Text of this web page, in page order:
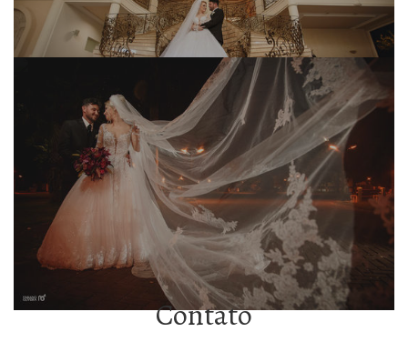
Thas The Dress Thermas de Jurema PR Valéria e Edgar
Ler mais
Contato